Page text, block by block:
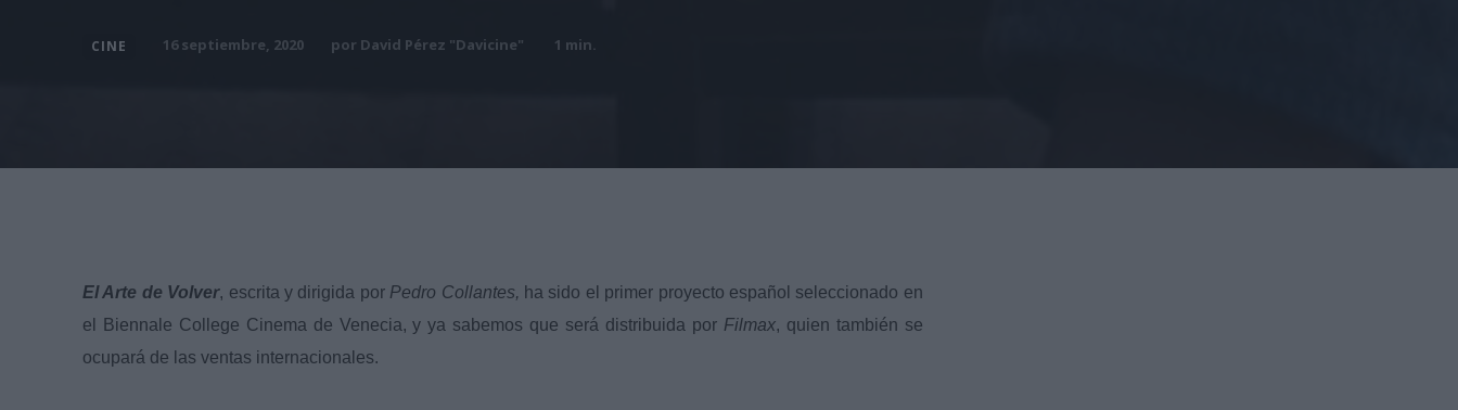
CINE 16 septiembre, 2020 por David Pérez "Davicine" 1 min.
El Arte de Volver, escrita y dirigida porPedro Collantes, ha sido el primer proyecto español seleccionado en
el Biennale College Cinema de Venecia, y ya sabemos que será distribuida por Filmax, quien también se
ocupará de las ventas internacionales.